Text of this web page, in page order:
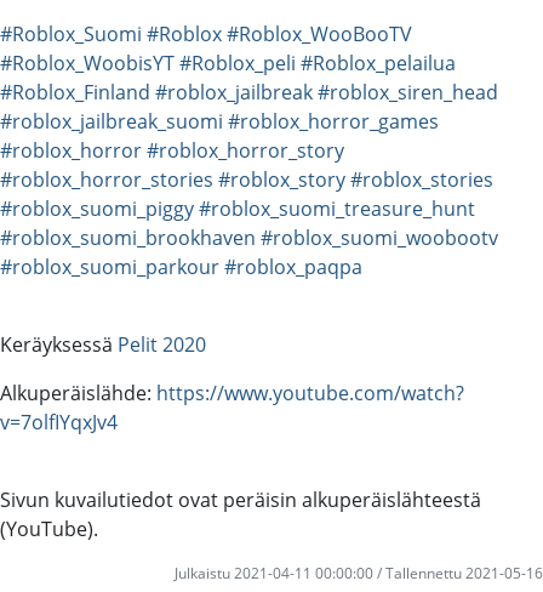
#Roblox_Suomi #Roblox#Roblox_WooBooTV
#Roblox_WoobisYT#Roblox_peli #Roblox_pelailua
#Roblox_Finland #roblox_jailbreak#roblox_siren_head
#roblox_jailbreak_suomi #roblox_horror_games
#roblox_horror#roblox_horror_story
#roblox_horror_stories #roblox_story#roblox_stories
#roblox_suomi_piggy#roblox_suomi_treasure_hunt
#roblox_suomi_brookhaven #roblox_suomi_woobootv
#roblox_suomi_parkour#roblox_paqpa
Keräyksessä Pelit 2020
Alkuperäislähde: https://www.youtube.com/watch?
v=7olfIYqxJv4
Sivun kuvailutiedot ovat peräisin alkuperäislähteestä
(YouTube).
Julkaistu 2021-04-11 00:00:00 / Tallennettu 2021-05-16